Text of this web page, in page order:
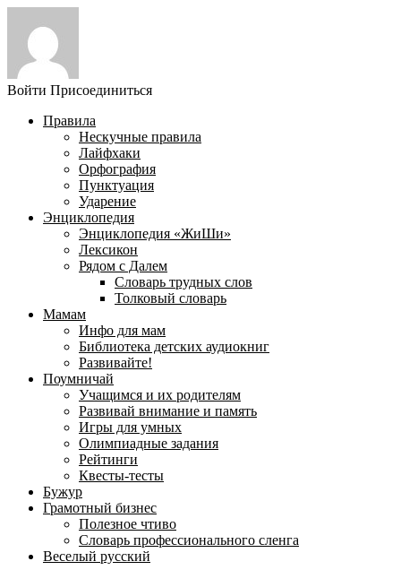
Войти Присоединиться
Правила
Нескучные правила
Лайфхаки
Орфография
Пунктуация
Ударение
Энциклопедия
Энциклопедия «ЖиШи»
Лексикон
Рядом с Далем
Словарь трудных слов
Толковый словарь
Мамам
Инфо для мам
Библиотека детских аудиокниг
Развивайте!
Поумничай
Учащимся и их родителям
Развивай внимание и память
Игры для умных
Олимпиадные задания
Рейтинги
Квесты-тесты
Бужур
Грамотный бизнес
Полезное чтиво
Словарь профессионального сленга
Веселый русский